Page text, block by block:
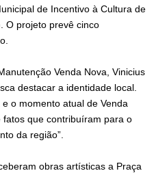
de Incentivo à Cultura de
O projeto prevê cinco
Venda Nova, Vinicius
destacar a identidade local.
o momento atual de Venda
que contribuíram para o
da região”.
obras artísticas a Praça